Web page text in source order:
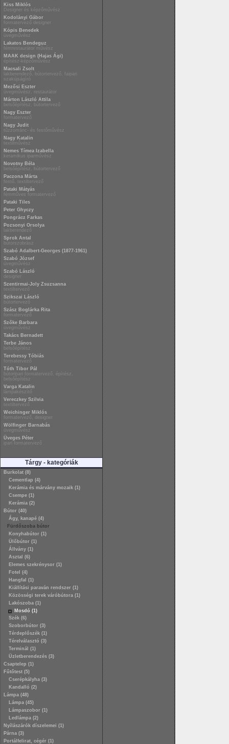
Kiss Miklós
Designer és képzőművész
Kodolányi Gábor
formatervező designer
Kópis Benedek
üvegművész
Lakatos Bendeguz
fémrestaurátor művész
MAAK design (Hajas Ági)
építész-képzőművész
Macsali Zsolt
lakberendező, bútortervező, faipari
szakújságíró
Mezősi Eszter
üvegművész, restaurátor
Márton László Attila
belsőépítész, bútortervező
Nagy Eszter
formatervező
Nagy Judit
tűzzománc- és festőművész
Nagy Katalin
textilművész
Nemes Tímea Izabella
keramikus iparművész
Novotny Béla
belsőépítész, bútortervező
Paczona Márta
festő, textiltervező
Pataki Mátyás
fémműves formatervező
Pataki Tiles
Peter Ghyczy
Pongrácz Farkas
Pozsonyi Orsolya
lakberendező
Sprok Antal
bútorszobrász
Szabó Adalbert-Georges (1877-1961)
Szabó József
üvegművész
Szabó László
designer
Szentirmai-Joly Zsuzsanna
textiltervező
Szikszai László
bútortervező
Szász Boglárka Rita
formatervező
Szőke Barbara
üvegművész
Takács Bernadett
Terbe János
belsőépítész
Terebessy Tóbiás
formatervező
Tóth Tibor Pál
bútoripari formatervező, építész,
belsőépítész
Varga Katalin
lámpakészítő
Vereczkey Szilvia
textiltervező
Weichinger Miklós
formatervező, designer
Wölfinger Barnabás
üvegművész
Üveges Péter
ipari formatervező
Tárgy - kategóriák
Burkolat (8)
Cementlap (4)
Kerámia és márvány mozaik (1)
Csempe (1)
Kerámia (2)
Bútor (40)
Ágy, kanapé (4)
Fürdőszoba bútor
Konyhabútor (1)
Ülőbútor (1)
Állvány (1)
Asztal (6)
Elemes szekrénysor (1)
Fotel (4)
Hangfal (1)
Kiállítási paraván rendszer (1)
Közösségi terek váróbútora (1)
Lakószoba (1)
Mosdó (1)
Szék (6)
Szoborbútor (3)
Térdeplőszék (1)
Térelválasztó (3)
Terminál (1)
Üzletberendezés (3)
Csaptelep (1)
Fűtőtest (5)
Cserépkályha (3)
Kandalló (2)
Lámpa (48)
Lámpa (45)
Lámpaszobor (1)
Ledlámpa (2)
Nyílászárók díszelemei (1)
Párna (3)
Portálfelirat, cégér (1)